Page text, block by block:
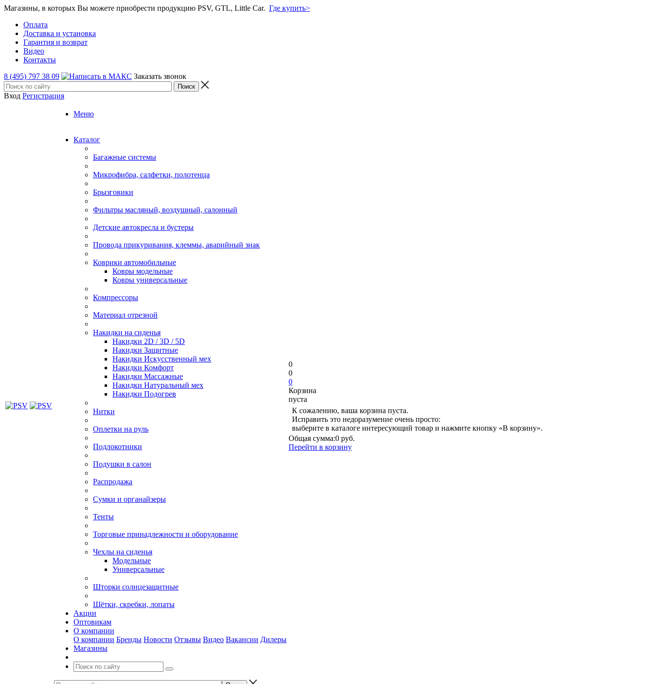
Магазины, в которых Вы можете приобрести продукцию PSV, GTL, Little Car. Где купить>
Оплата
Доставка и установка
Гарантия и возврат
Видео
Контакты
8 (495) 797 38 09
Заказать звонок
Вход Регистрация
Меню
Каталог
Багажные системы
Микрофибра, салфетки, полотенца
Брызговики
Фильтры масляный, воздушный, салонный
Детские автокресла и бустеры
Провода прикуривания, клеммы, аварийный знак
Коврики автомобильные
Ковры модельные
Ковры универсальные
Компрессоры
Материал отрезной
Накидки на сиденья
Накидки 2D / 3D / 5D
Накидки Защитные
Накидки Искусственный мех
Накидки Комфорт
Накидки Массажные
Накидки Натуральный мех
Накидки Подогрев
Нитки
Оплетки на руль
Подлокотники
Подушки в салон
Распродажа
Сумки и органайзеры
Тенты
Торговые принадлежности и оборудование
Чехлы на сиденья
Модельные
Универсальные
Шторки солнцезащитные
Щётки, скребки, лопаты
Акции
Оптовикам
О компании
О компании Бренды Новости Отзывы Видео Вакансии Дилеры
Магазины
0
0
0
Корзина
пуста
К сожалению, ваша корзина пуста.
Исправить это недоразумение очень просто:
выберите в каталоге интересующий товар и нажмите кнопку «В корзину».
Общая сумма:0 руб.
Перейти в корзину